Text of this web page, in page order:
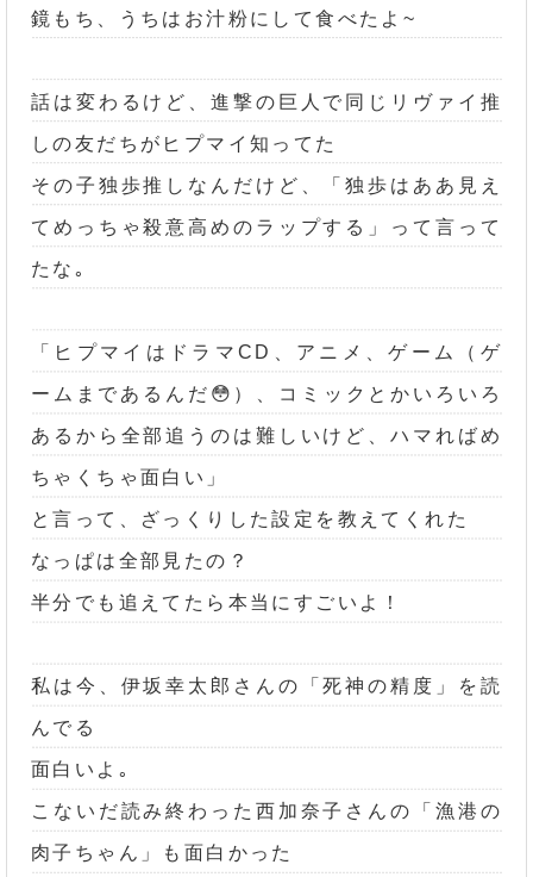
鏡もち、うちはお汁粉にして食べたよ~
話は変わるけど、進撃の巨人で同じリヴァイ推
しの友だちがヒプマイ知ってた
その子独歩推しなんだけど、「独歩はああ見え
てめっちゃ殺意高めのラップする」って言って
たな｡
「ヒプマイはドラマCD、アニメ、ゲーム（ゲ
ームまであるんだ😳）、コミックとかいろいろ
あるから全部追うのは難しいけど、ハマればめ
ちゃくちゃ面白い」
と言って、ざっくりした設定を教えてくれた
なっぱは全部見たの？
半分でも追えてたら本当にすごいよ！
私は今、伊坂幸太郎さんの「死神の精度」を読
んでる
面白いよ｡
こないだ読み終わった西加奈子さんの「漁港の
肉子ちゃん」も面白かった